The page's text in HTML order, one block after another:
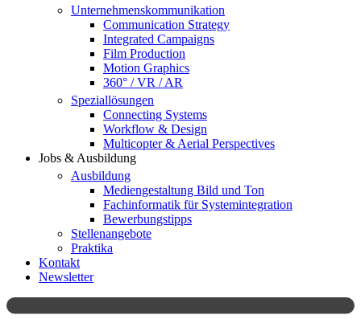
Unternehmenskommunikation
Communication Strategy
Integrated Campaigns
Film Production
Motion Graphics
360° / VR / AR
Speziallösungen
Connecting Systems
Workflow & Design
Multicopter & Aerial Perspectives
Jobs & Ausbildung
Ausbildung
Mediengestaltung Bild und Ton
Fachinformatik für Systemintegration
Bewerbungstipps
Stellenangebote
Praktika
Kontakt
Newsletter